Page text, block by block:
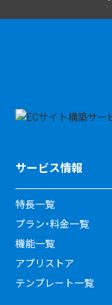
サービス情報
特長一覧
プラン・料金一覧
機能一覧
アプリストア
テンプレート一覧